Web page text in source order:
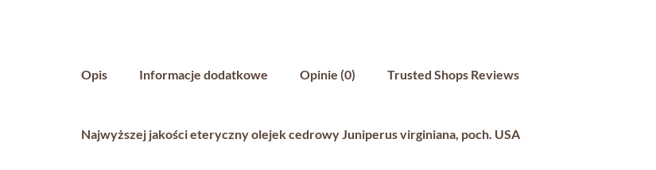
Opis Informacje dodatkowe Opinie (0) Trusted Shops Reviews
Najwyższej jakości eteryczny olejek cedrowy Juniperus virginiana, poch. USA